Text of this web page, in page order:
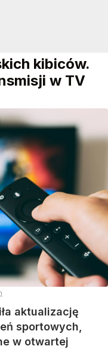
kibiców.
w TV
aktualizację
sportowych,
w otwartej